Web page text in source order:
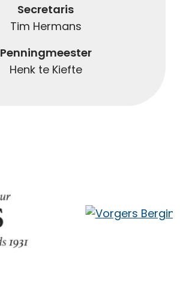
Secretaris
Tim Hermans
Penningmeester
Henk te Kiefte